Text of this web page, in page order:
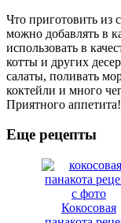
Что приготовить из
можно добавлять в
использовать в
котты и других
салаты, поливать
коктейли и много
Приятного аппетита!
Еще рецепты
Кокосовая